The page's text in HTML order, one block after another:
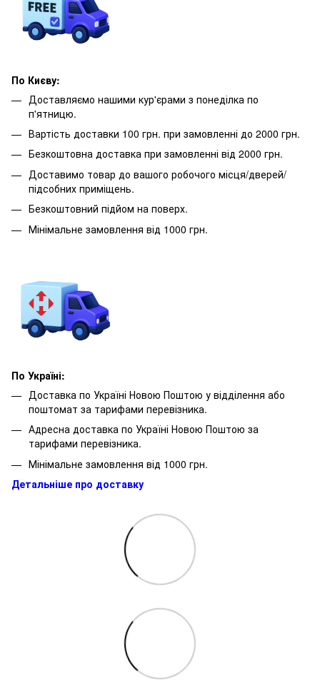
По Києву:
Доставляємо нашими кур'єрами з понеділка по
п'ятницю.
Вартість доставки 100 грн. при замовленні до 2000 грн.
Безкоштовна доставка при замовленні від 2000 грн.
Доставимо товар до вашого робочого місця/дверей/
підсобних приміщень.
Безкоштовний підйом на поверх.
Мінімальне замовлення від 1000 грн.
По Україні:
Доставка по Україні Новою Поштою у відділення або
поштомат за тарифами перевізника.
Адресна доставка по Україні Новою Поштою за
тарифами перевізника.
Мінімальне замовлення від 1000 грн.
Детальніше про доставку